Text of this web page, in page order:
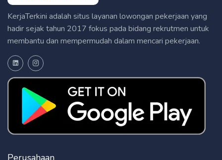
KerjaTerkini adalah situs layanan lowongan pekerjaan yang
hadir sejak tahun 2017 fokus pada bidang rekrutmen untuk
membantu dan mempermudah dalam mencari pekerjaan.